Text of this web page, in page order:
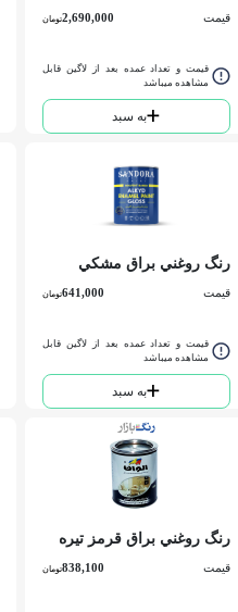
قیمت 2,690,000تومان
قیمت و تعداد عمده بعد از لاگین قابل
مشاهده میباشد
به سبد
رنگ روغني براق مشكي
قیمت 641,000تومان
قیمت و تعداد عمده بعد از لاگین قابل
مشاهده میباشد
به سبد
رنگ روغني براق قرمز تيره
قیمت 838,100تومان